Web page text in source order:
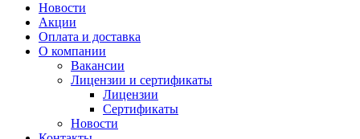
Новости
Акции
Оплата и доставка
О компании
Вакансии
Лицензии и сертификаты
Лицензии
Сертификаты
Новости